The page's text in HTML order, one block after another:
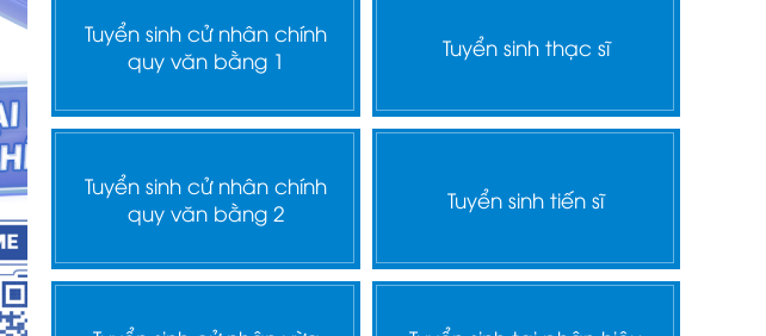
Tuyển sinh cử nhân chính
quy văn bằng 1
Tuyển sinh thạc sĩ
Tuyển sinh cử nhân chính
quy văn bằng 2
Tuyển sinh tiến sĩ